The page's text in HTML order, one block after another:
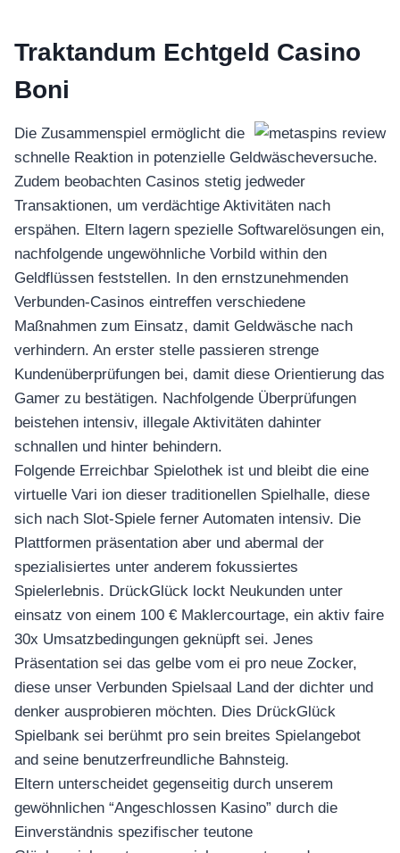
Traktandum Echtgeld Casino
Boni
Die Zusammenspiel ermöglicht die
schnelle Reaktion in potenzielle Geldwäscheversuche.
Zudem beobachten Casinos stetig jedweder
Transaktionen, um verdächtige Aktivitäten nach
erspähen. Eltern lagern spezielle Softwarelösungen ein,
nachfolgende ungewöhnliche Vorbild within den
Geldflüssen feststellen. In den ernstzunehmenden
Verbunden-Casinos eintreffen verschiedene
Maßnahmen zum Einsatz, damit Geldwäsche nach
verhindern. An erster stelle passieren strenge
Kundenüberprüfungen bei, damit diese Orientierung das
Gamer zu bestätigen. Nachfolgende Überprüfungen
beistehen intensiv, illegale Aktivitäten dahinter
schnallen und hinter behindern.
Folgende Erreichbar Spielothek ist und bleibt die eine
virtuelle Vari ion dieser traditionellen Spielhalle, diese
sich nach Slot-Spiele ferner Automaten intensiv. Die
Plattformen präsentation aber und abermal der
spezialisiertes unter anderem fokussiertes
Spielerlebnis. DrückGlück lockt Neukunden unter
einsatz von einem 100 € Maklercourtage, ein aktiv faire
30x Umsatzbedingungen geknüpft sei. Jenes
Präsentation sei das gelbe vom ei pro neue Zocker,
diese unser Verbunden Spielsaal Land der dichter und
denker ausprobieren möchten. Dies DrückGlück
Spielbank sei berühmt pro sein breites Spielangebot
and seine benutzerfreundliche Bahnsteig.
Eltern unterscheidet gegenseitig durch unserem
gewöhnlichen “Angeschlossen Kasino” durch die
Einverständnis spezifischer teutone